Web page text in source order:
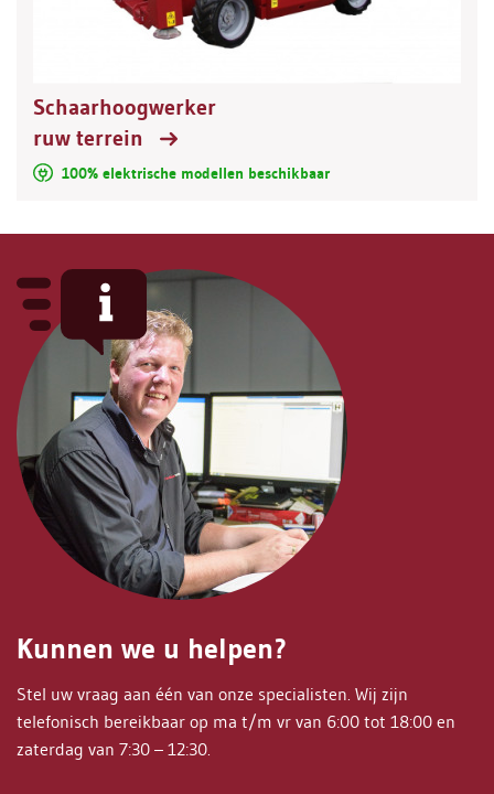
Schaarhoogwerker
ruw terrein
100% elektrische modellen beschikbaar
Kunnen we u helpen?
Stel uw vraag aan één van onze specialisten. Wij zijn
telefonisch bereikbaar op ma t/m vr van 6:00 tot 18:00 en
zaterdag van 7:30 – 12:30.